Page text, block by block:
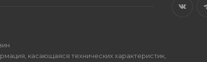
касающаяся технических характеристик,